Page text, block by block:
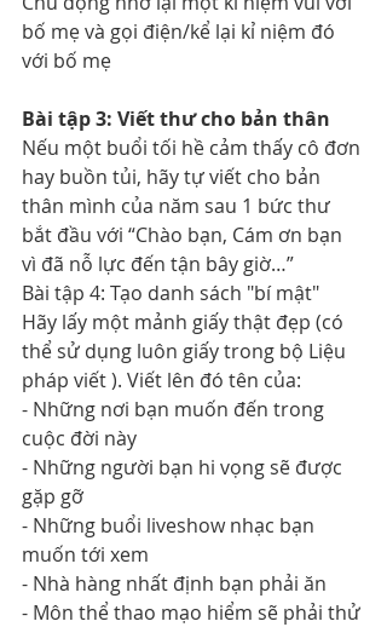
bố mẹ và gọi điện/kể lại kỉ niệm đó
với bố mẹ
Bài tập 3: Viết thư cho bản thân
Nếu một buổi tối hề cảm thấy cô đơn
hay buồn tủi, hãy tự viết cho bản
thân mình của năm sau 1 bức thư
bắt đầu với “Chào bạn, Cám ơn bạn
vì đã nỗ lực đến tận bây giờ…”
Bài tập 4: Tạo danh sách "bí mật"
Hãy lấy một mảnh giấy thật đẹp (có
thể sử dụng luôn giấy trong bộ Liệu
pháp viết ). Viết lên đó tên của:
- Những nơi bạn muốn đến trong
cuộc đời này
- Những người bạn hi vọng sẽ được
gặp gỡ
- Những buổi liveshow nhạc bạn
muốn tới xem
- Nhà hàng nhất định bạn phải ăn
- Môn thể thao mạo hiểm sẽ phải thử